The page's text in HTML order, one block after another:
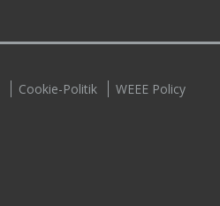
Cookie-Politik WEEE Policy